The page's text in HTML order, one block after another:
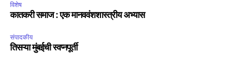
6,300
Fans
32,111
Followers
विशेष
कातकरी समाज : एक मानववंशशास्त्रीय अभ्यास
संपादकीय
तिसऱ्या मुंबईची स्वप्नपूर्ती